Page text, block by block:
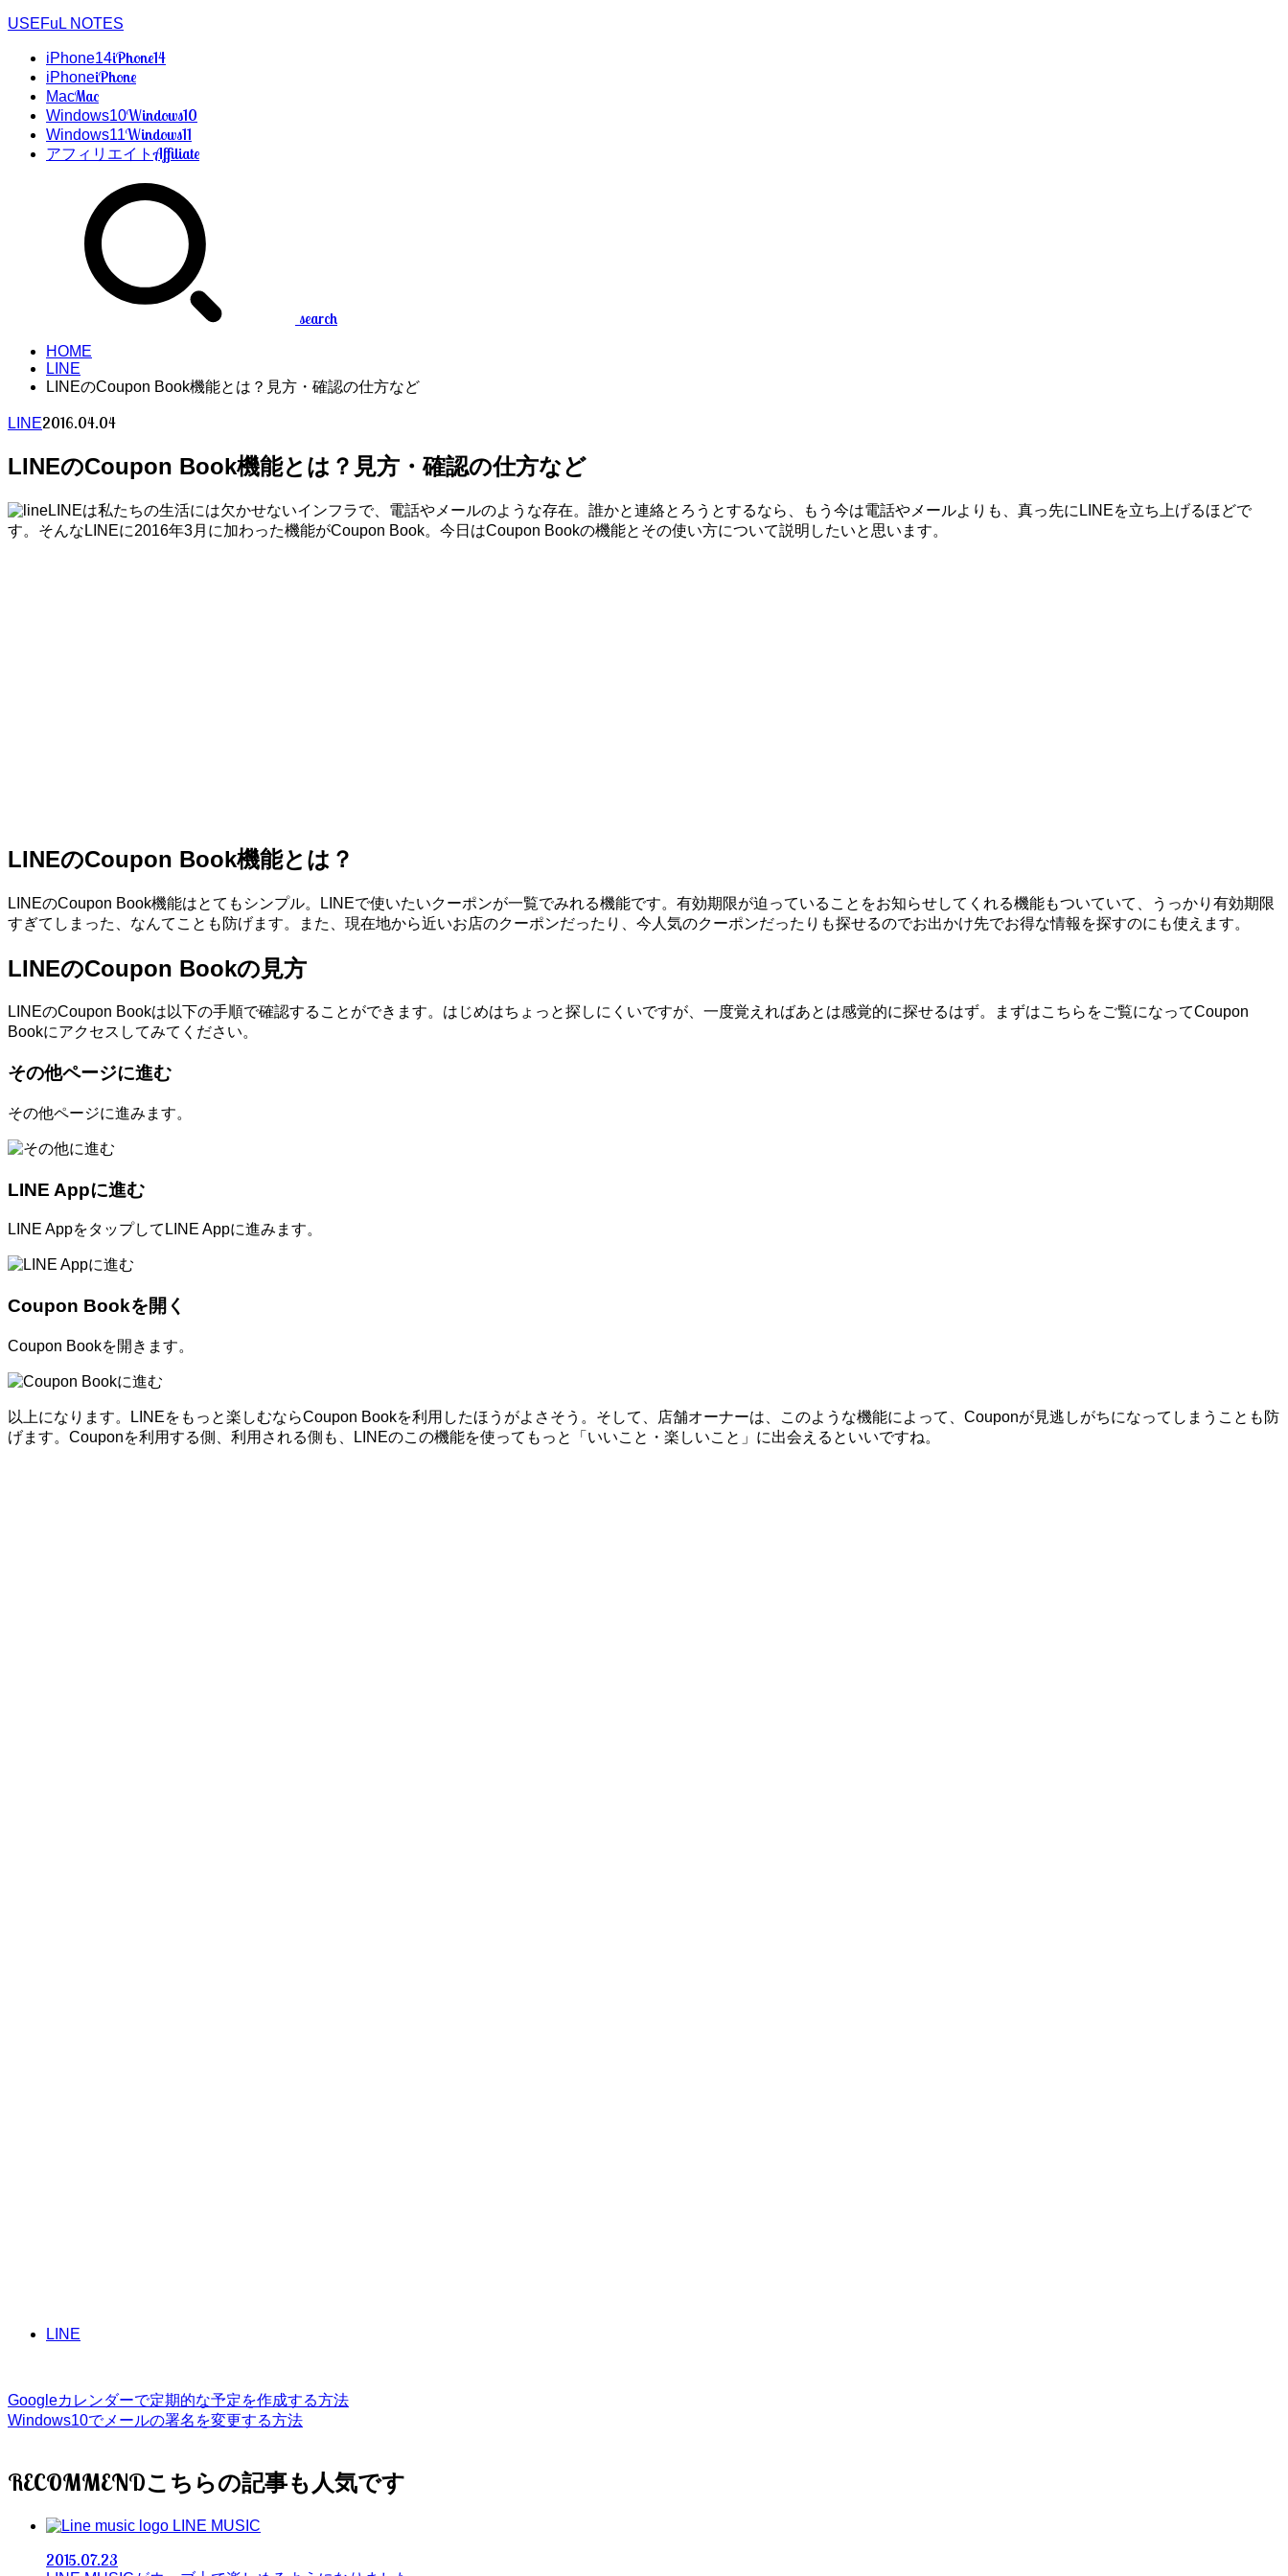
USEFuL NOTES
iPhone14iPhone14
iPhoneiPhone
MacMac
Windows10Windows10
Windows11Windows11
アフィリエイトAffiliate
search
HOME
LINE
LINEのCoupon Book機能とは？見方・確認の仕方など
LINE2016.04.04
LINEのCoupon Book機能とは？見方・確認の仕方など
LINEは私たちの生活には欠かせないインフラで、電話やメールのような存在。誰かと連絡とろうとするなら、もう今は電話やメールよりも、真っ先にLINEを立ち上げるほどで
す。そんなLINEに2016年3月に加わった機能がCoupon Book。今日はCoupon Bookの機能とその使い方について説明したいと思います。
LINEのCoupon Book機能とは？
LINEのCoupon Book機能はとてもシンプル。LINEで使いたいクーポンが一覧でみれる機能です。有効期限が迫っていることをお知らせしてくれる機能もついていて、うっかり有効期限
すぎてしまった、なんてことも防げます。また、現在地から近いお店のクーポンだったり、今人気のクーポンだったりも探せるのでお出かけ先でお得な情報を探すのにも使えます。
LINEのCoupon Bookの見方
LINEのCoupon Bookは以下の手順で確認することができます。はじめはちょっと探しにくいですが、一度覚えればあとは感覚的に探せるはず。まずはこちらをご覧になってCoupon
Bookにアクセスしてみてください。
その他ページに進む
その他ページに進みます。
LINE Appに進む
LINE AppをタップしてLINE Appに進みます。
Coupon Bookを開く
Coupon Bookを開きます。
以上になります。LINEをもっと楽しむならCoupon Bookを利用したほうがよさそう。そして、店舗オーナーは、このような機能によって、Couponが見逃しがちになってしまうことも防
げます。Couponを利用する側、利用される側も、LINEのこの機能を使ってもっと「いいこと・楽しいこと」に出会えるといいですね。
LINE
Googleカレンダーで定期的な予定を作成する方法
Windows10でメールの署名を変更する方法
RECOMMEND
LINE MUSIC
2015.07.23